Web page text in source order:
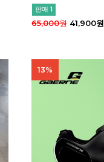
판매 1
65,000원41,900원
13%